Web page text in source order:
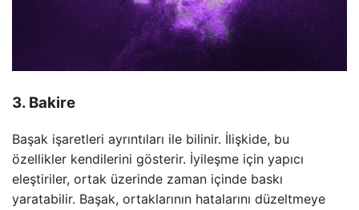
3. Bakire
Başak işaretleri ayrıntıları ile bilinir. İlişkide, bu
özellikler kendilerini gösterir. İyileşme için yapıcı
eleştiriler, ortak üzerinde zaman içinde baskı
yaratabilir. Başak, ortaklarının hatalarını düzeltmeye